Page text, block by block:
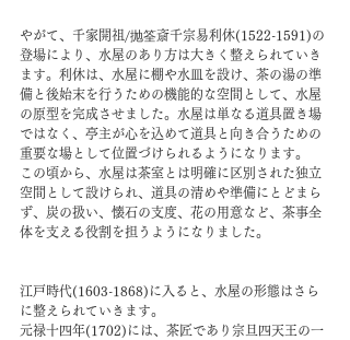
やがて、千家開祖/抛筌斎千宗易利休(1522-1591)の
登場により、水屋のあり方は大きく整えられていき
ます。利休は、水屋に棚や水皿を設け、茶の湯の準
備と後始末を行うための機能的な空間として、水屋
の原型を完成させました。水屋は単なる道具置き場
ではなく、亭主が心を込めて道具と向き合うための
重要な場として位置づけられるようになります。
この頃から、水屋は茶室とは明確に区別された独立
空間として設けられ、道具の清めや準備にとどまら
ず、炭の扱い、懐石の支度、花の用意など、茶事全
体を支える役割を担うようになりました。
江戸時代(1603-1868)に入ると、水屋の形態はさら
に整えられていきます。
元禄十四年(1702)には、茶匠であり宗旦四天王の一